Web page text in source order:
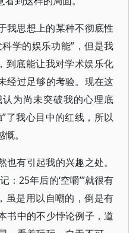
我思想上的某种不彻底性
学的娱乐功能”，但是我
到底能让我对学术娱乐化
经过足够的考验。现在这
为尚未突破我的心理底
了我心目中的红线，所以
。
有引起我的兴趣之处。
：25年后的‘空嚼’”就很有
虽是用以自嘲的，倒是有
书中的不少悖论例子，道